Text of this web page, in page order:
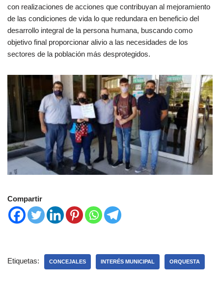
con realizaciones de acciones que contribuyan al mejoramiento
de las condiciones de vida lo que redundara en beneficio del
desarrollo integral de la persona humana, buscando como
objetivo final proporcionar alivio a las necesidades de los
sectores de la población más desprotegidos.
Compartir
Etiquetas: CONCEJALES INTERÉS MUNICIPAL ORQUESTA